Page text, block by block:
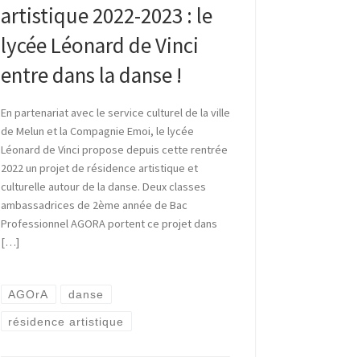
artistique 2022-2023 : le
lycée Léonard de Vinci
entre dans la danse !
En partenariat avec le service culturel de la ville
de Melun et la Compagnie Emoi, le lycée
Léonard de Vinci propose depuis cette rentrée
2022 un projet de résidence artistique et
culturelle autour de la danse. Deux classes
ambassadrices de 2ème année de Bac
Professionnel AGORA portent ce projet dans
[…]
AGOrA danse
résidence artistique